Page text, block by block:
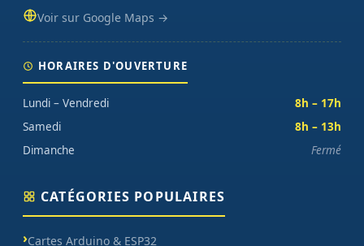
Voir sur Google Maps →
HORAIRES D'OUVERTURE
Lundi – Vendredi
8h – 17h
Samedi
8h – 13h
Dimanche
Fermé
CATÉGORIES POPULAIRES
Cartes Arduino & ESP32